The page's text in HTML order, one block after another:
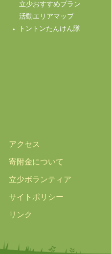
立少おすすめプラン
活動エリアマップ
トントンたんけん隊
アクセス
寄附金について
立少ボランティア
サイトポリシー
リンク